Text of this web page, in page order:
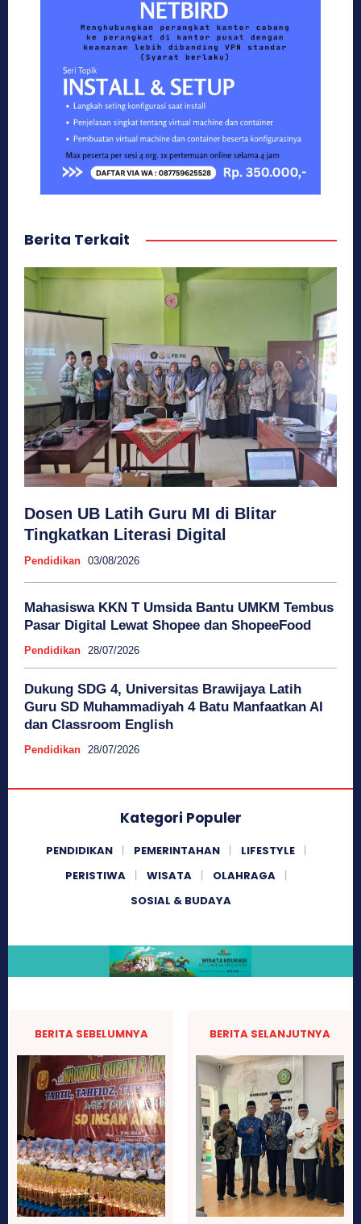
Berita Terkait
Dosen UB Latih Guru MI di Blitar
Tingkatkan Literasi Digital
Pendidikan 03/08/2026
Mahasiswa KKN T Umsida Bantu UMKM Tembus
Pasar Digital Lewat Shopee dan ShopeeFood
Pendidikan 28/07/2026
Dukung SDG 4, Universitas Brawijaya Latih
Guru SD Muhammadiyah 4 Batu Manfaatkan AI
dan Classroom English
Pendidikan 28/07/2026
Kategori Populer
PENDIDIKAN PEMERINTAHAN
LIFESTYLE
PERISTIWA
WISATA
OLAHRAGA
SOSIAL & BUDAYA
BERITA SEBELUMNYA BERITA SELANJUTNYA